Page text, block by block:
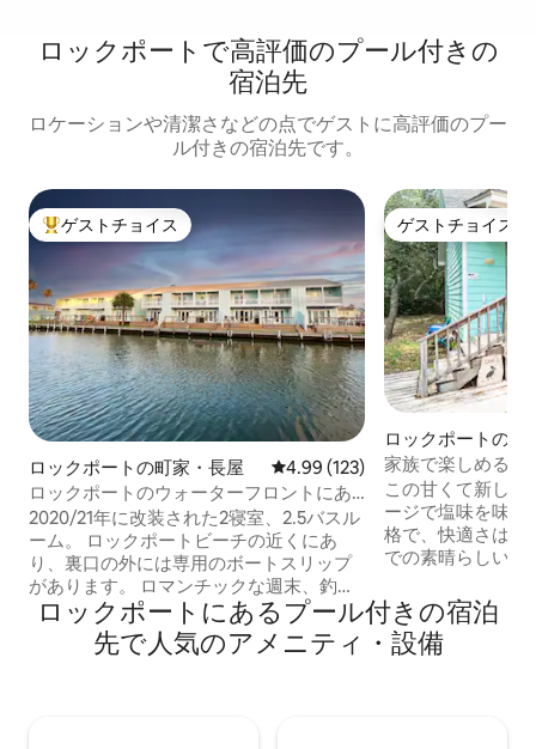
ロックポートで高評価のプール付きの
宿泊先
ロケーションや清潔さなどの点でゲストに高評価のプー
ル付きの宿泊先です。
大好評のゲストチョイスです。
ゲストチョイス
ロックポートの町家・長屋 レビュー123件、5つ星中4.99つ
4.99 (123)
ロックポートのウォーターフロントにあ
る絶景マンション（ボートスリップ付
き）
2020/21年に改装された2寝室、2.5バスル
ーム。 ロックポートビーチの近くにあ
り、裏口の外には専用のボートスリップ
があります。 ロマンチックな週末、釣
り、家族旅行に必要なものがすべて揃っ
ています。 水辺の景色を楽しむ日の出、
テレビ3台、コミュニティプール2つ、ま
ゲストチョイス
ゲストチョイス
ロックポートのコ
家族で楽しめる完
キングサイズベッ
この甘くて新しく
ージで塩味を味わっ
格で、快適さは抜群です。
での素晴らしい滞
しく、素晴らしい
力を入れています。 この2ベッドルー
1バスルームの海
ロックポートにあるプール付きの宿泊
先で人気のアメニティ・設備